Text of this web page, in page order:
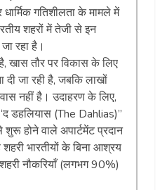
गतिशीलता के मामले में
शहरों में तेजी से इन
रहा है।
खास तौर पर विकास के लिए
दी जा रही है, जबकि लाखों
नहीं है। उदाहरण के लिए,
डहलियास (The Dahlias)”
शुरू होने वाले अपार्टमेंट प्रदान
भारतीयों के बिना आश्रय
नौकरियाँ (लगभग 90%)